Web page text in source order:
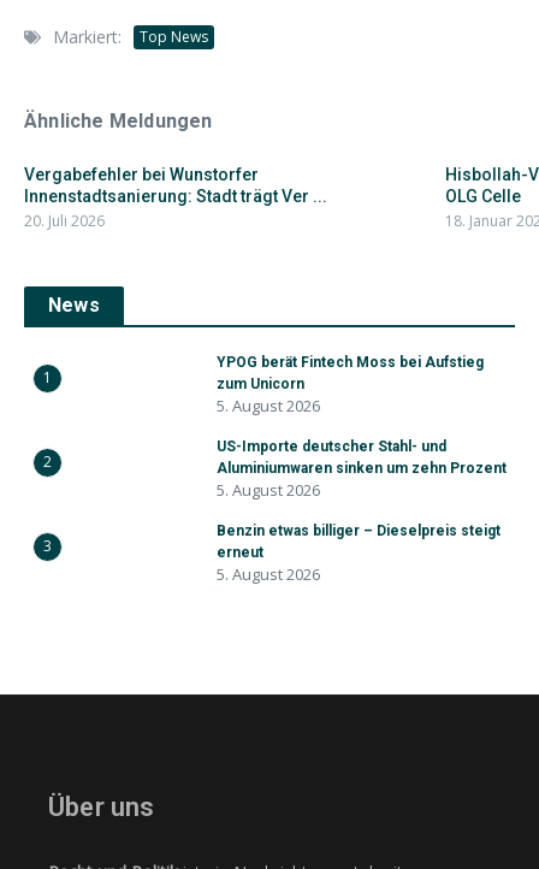
Markiert: Top News
Ähnliche Meldungen
Vergabefehler bei Wunstorfer
Innenstadtsanierung: Stadt trägt Ver ...
20. Juli 2026
Hisbollah-
OLG Celle
18. Januar
News
1
YPOG berät Fintech Moss bei Aufstieg
zum Unicorn
5. August 2026
2
US-Importe deutscher Stahl- und
Aluminiumwaren sinken um zehn Prozent
5. August 2026
3
Benzin etwas billiger – Dieselpreis steigt
erneut
5. August 2026
Über uns